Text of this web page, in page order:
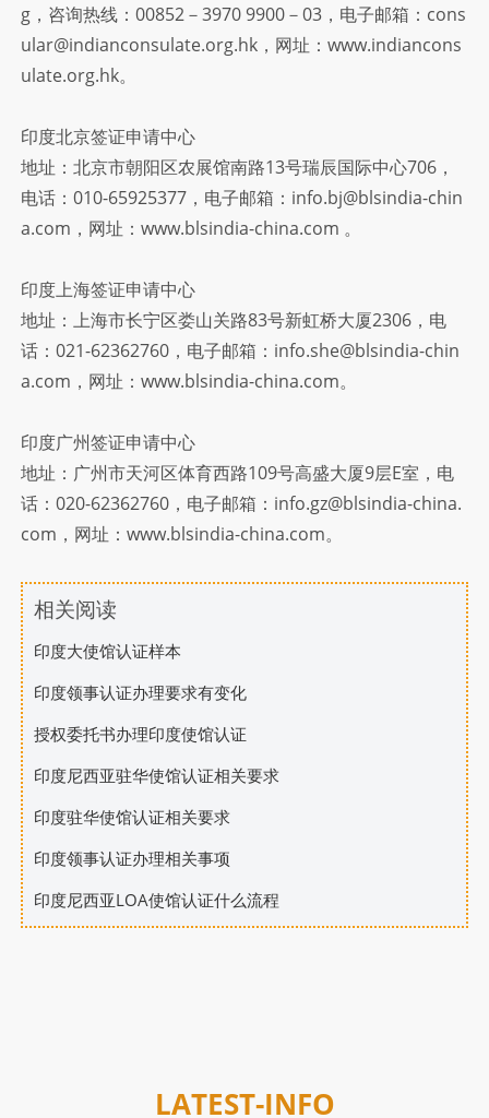
g，咨询热线：00852－3970 9900－03，电子邮箱：cons
ular@indianconsulate.org.hk，网址：www.indiancons
ulate.org.hk。
印度北京签证申请中心
地址：北京市朝阳区农展馆南路13号瑞辰国际中心706，
电话：010-65925377，电子邮箱：info.bj@blsindia-chin
a.com，网址：www.blsindia-china.com 。
印度上海签证申请中心
地址：上海市长宁区娄山关路83号新虹桥大厦2306，电
话：021-62362760，电子邮箱：info.she@blsindia-chin
a.com，网址：www.blsindia-china.com。
印度广州签证申请中心
地址：广州市天河区体育西路109号高盛大厦9层E室，电
话：020-62362760，电子邮箱：info.gz@blsindia-china.
com，网址：www.blsindia-china.com。
相关阅读
印度大使馆认证样本
印度领事认证办理要求有变化
授权委托书办理印度使馆认证
印度尼西亚驻华使馆认证相关要求
印度驻华使馆认证相关要求
印度领事认证办理相关事项
印度尼西亚LOA使馆认证什么流程
LATEST-INFO